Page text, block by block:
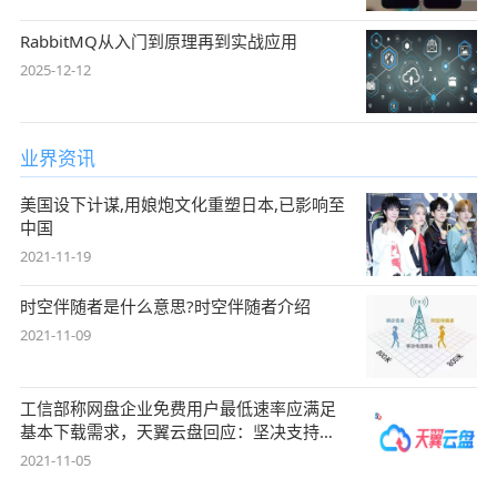
RabbitMQ从入门到原理再到实战应用
2025-12-12
业界资讯
美国设下计谋,用娘炮文化重塑日本,已影响至
中国
2021-11-19
时空伴随者是什么意思?时空伴随者介绍
2021-11-09
工信部称网盘企业免费用户最低速率应满足
基本下载需求，天翼云盘回应：坚决支持，
始终
2021-11-05